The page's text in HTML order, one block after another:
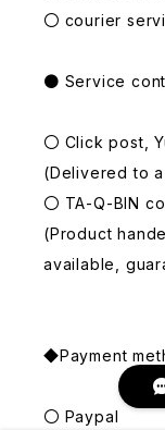
〇 courier
● Service
〇 Click post,
(Delivered to
〇 TA-Q-BIN
(Product
available,
◆Payment
〇 Paypal